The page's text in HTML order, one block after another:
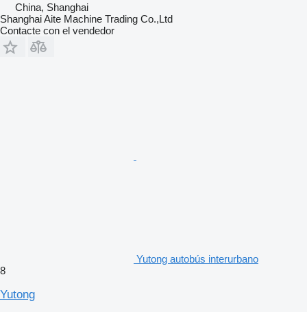
China, Shanghai
Shanghai Aite Machine Trading Co.,Ltd
Contacte con el vendedor
Yutong autobús interurbano
8
Yutong